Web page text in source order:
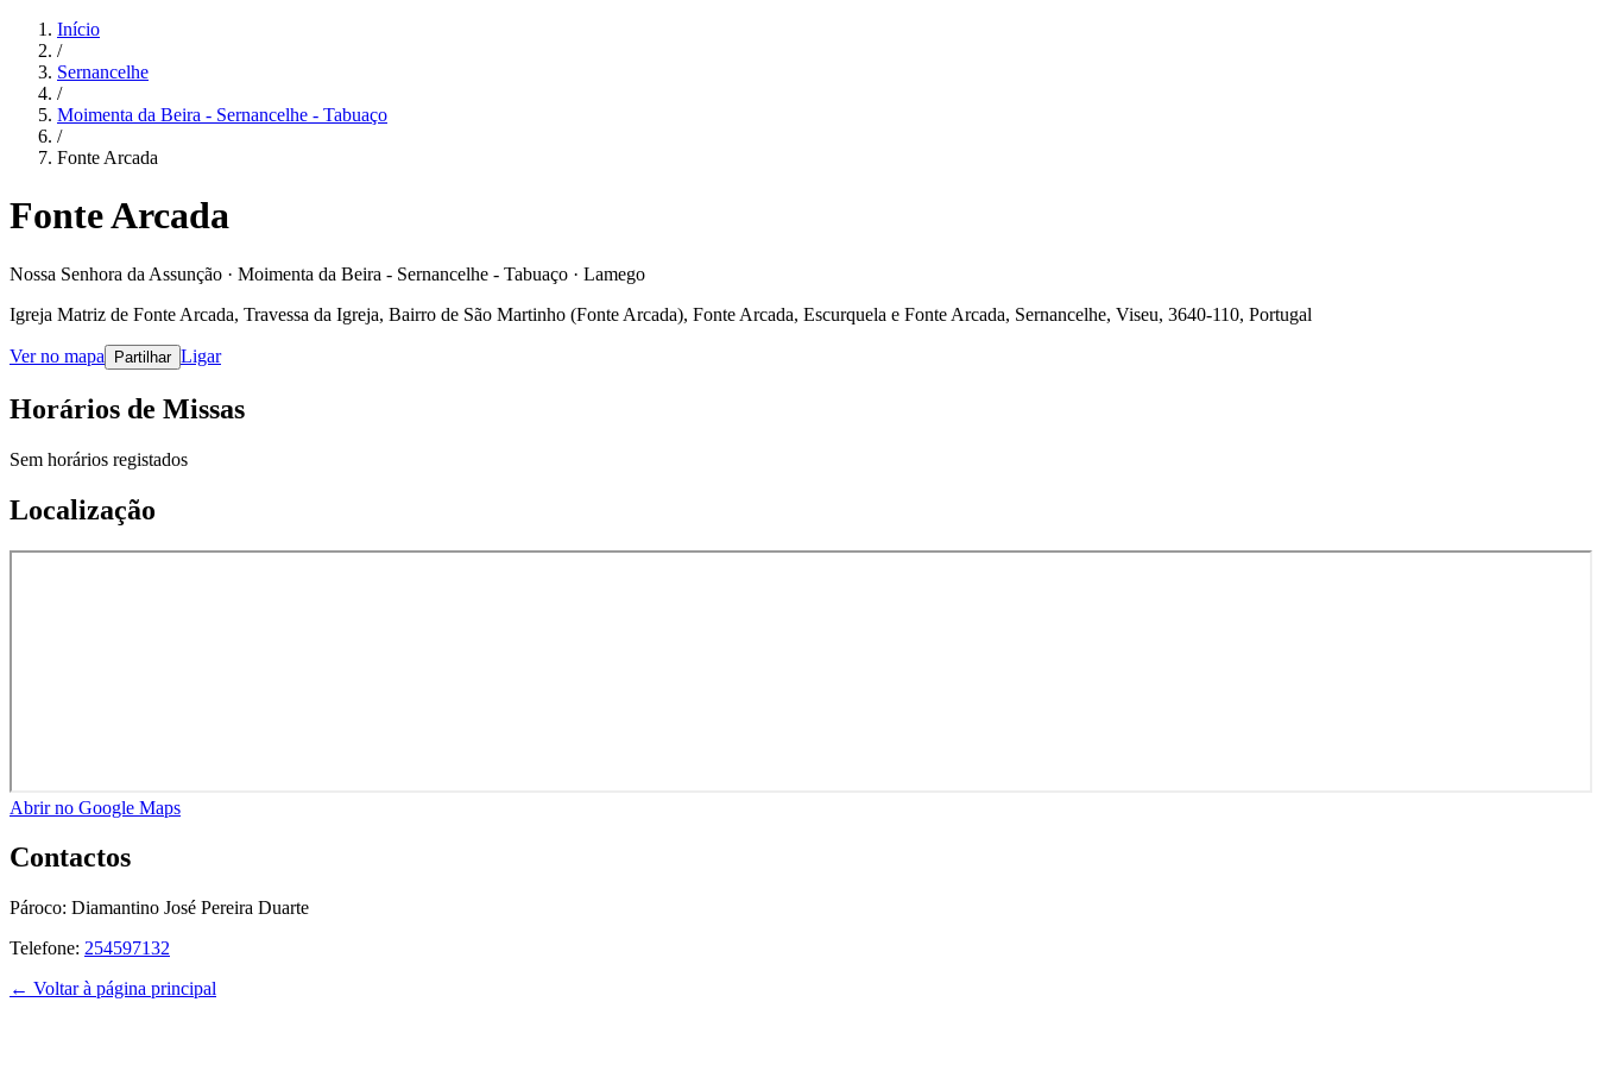
Início
/
Sernancelhe
/
Moimenta da Beira - Sernancelhe - Tabuaço
/
Fonte Arcada
Fonte Arcada
Nossa Senhora da Assunção · Moimenta da Beira - Sernancelhe - Tabuaço · Lamego
Igreja Matriz de Fonte Arcada, Travessa da Igreja, Bairro de São Martinho (Fonte Arcada), Fonte Arcada, Escurquela e Fonte Arcada, Sernancelhe, Viseu, 3640-110, Portugal
Ver no mapa Partilhar Ligar
Horários de Missas
Sem horários registados
Localização
Abrir no Google Maps
Contactos
Pároco: Diamantino José Pereira Duarte
Telefone: 254597132
← Voltar à página principal